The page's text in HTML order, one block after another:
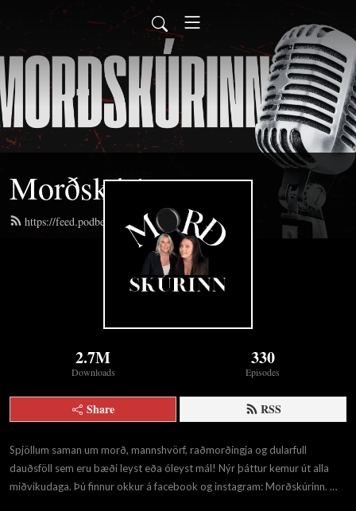
Morðskúrinn
https://feed.podbean.com/mordskurinn/feed.xml
2.7M
Downloads
330
Episodes
Share RSS
Spjöllum saman um morð, mannshvörf, raðmorðingja og dularfull
dauðsföll sem eru bæði leyst eða óleyst mál! Nýr þáttur kemur út alla
miðvikudaga. Þú finnur okkur á facebook og instagram: Morðskúrinn.